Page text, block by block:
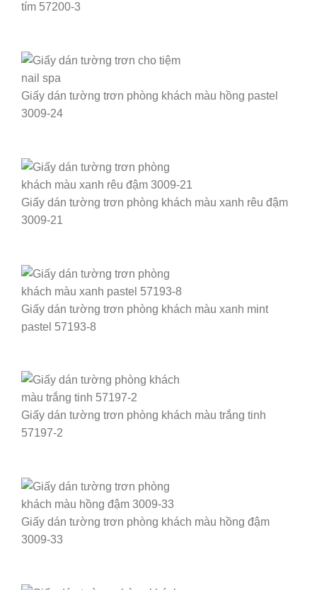
tím 57200-3
Giấy dán tường trơn phòng khách màu hồng pastel
3009-24
Giấy dán tường trơn phòng khách màu xanh rêu đậm
3009-21
Giấy dán tường trơn phòng khách màu xanh mint
pastel 57193-8
Giấy dán tường trơn phòng khách màu trắng tinh
57197-2
Giấy dán tường trơn phòng khách màu hồng đậm
3009-33